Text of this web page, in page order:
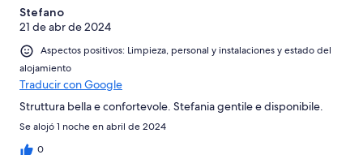
Stefano
21 de abr de 2024
Aspectos positivos: Limpieza, personal y instalaciones y estado del
alojamiento
Traducir con Google
Struttura bella e confortevole. Stefania gentile e disponibile.
Se alojó 1 noche en abril de 2024
0